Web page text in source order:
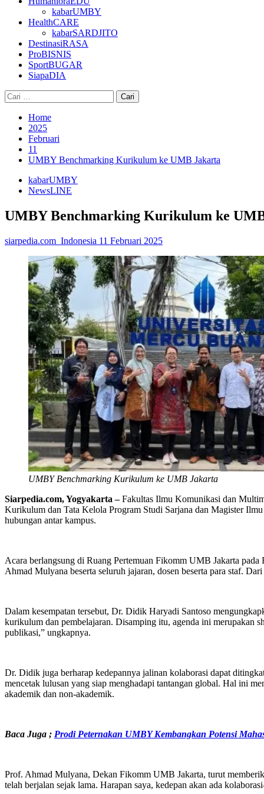
kabarUMBY
HealthCARE
kabarSARDJITO
DestinasiRASA
ProBISNIS
SportBUGAR
SiapaDIA
Cari
untuk:
Home
2025
Februari
11
UMBY Benchmarking Kurikulum ke UMB Jakarta
kabarUMBY
NewsLINE
UMBY Benchmarking Kurikulum ke
siarpedia.com_Indonesia 11 Februari 2025
UMBY Benchmarking Kurikulum ke UMB Jakarta
Siarpedia.com, Yogyakarta –Fakultas Ilmu Komunikasi dan
Kurikulum dan Tata Kelola Program Studi Sarjana dan Magister
hubungan antar kampus.
Acara berlangsung di Ruang Pertemuan Fikomm UMB Jakarta
Ahmad Mulyana beserta seluruh jajaran, dosen beserta para staf.
Dalam kesempatan tersebut, Dr. Didik Haryadi Santoso
kurikulum dan pembelajaran. Disamping itu, agenda ini merupakan
publikasi,” ungkapnya.
Dr. Didik juga berharap kedepannya jalinan kolaborasi dapat
mencetak lulusan yang siap menghadapi tantangan global. Hal ini
akademik dan non-akademik.
Baca Juga ; Prodi Peternakan UMBY Kembangkan Potensi
Prof. Ahmad Mulyana, Dekan Fikomm UMB Jakarta, turut
telah berjalan sejak lama. Harapan saya, kedepan akan ada